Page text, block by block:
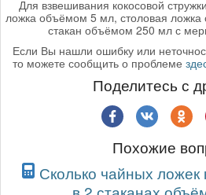
Для взвешивания кокосовой
ложка объёмом 5 мл, столовая
стакан объёмом 250 мл с
Если Вы нашли ошибку или
то можете сообщить о проблеме
Поделитесь с
Похожие
Сколько чайных ложек